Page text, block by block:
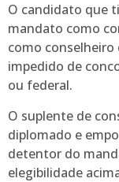
O candidato que
mandato como
como conselheiro
impedido de
ou federal.
O suplente de
diplomado e
detentor do
elegibilidade